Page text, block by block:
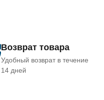
Возврат товара
Удобный возврат в течение
14 дней